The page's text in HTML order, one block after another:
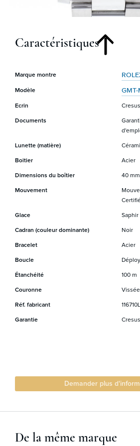
Caractéristiques
Marque montre
Modèle GMT-
Ecrin Cresus
Documents
Lunette (matière)
Boitier Acier
Dimensions du boîtier 40 mm
Mouvement
Glace Saphir
Cadran (couleur dominante) Noir
Bracelet Acier
Boucle
Étanchéité 100 m
Couronne Vissée
Réf. fabricant
Garantie
Demander plus
De la même marque